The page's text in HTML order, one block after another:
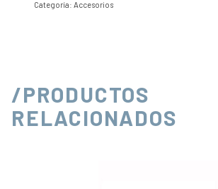
Categoría: Accesorios
/PRODUCTOS
RELACIONADOS